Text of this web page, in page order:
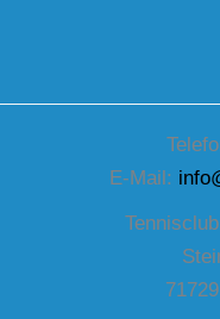
E-Mail: